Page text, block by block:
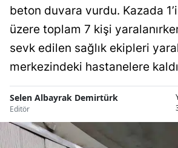
beton duvara vurdu. Kazada
üzere toplam 7 kişi
sevk edilen sağlık ekipleri
merkezindeki hastanelere
Selen Albayrak Demirtürk
Editör